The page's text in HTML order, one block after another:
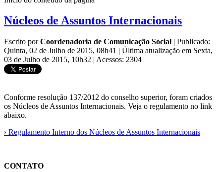
Núcleos de Assuntos Internacionais
Escrito porCoordenadoria de Comunicação Social | Publicado:
Quinta, 02 de Julho de 2015, 08h41 | Última atualização em Sexta,
03 de Julho de 2015, 10h32 | Acessos: 2304
Conforme resolução 137/2012 do conselho superior, foram criados
os Núcleos de Assuntos Internacionais. Veja o regulamento no link
abaixo.
› Regulamento Interno dos Núcleos de Assuntos Internacionais
CONTATO